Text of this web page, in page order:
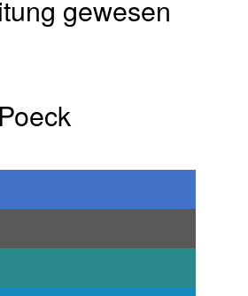
gewesen